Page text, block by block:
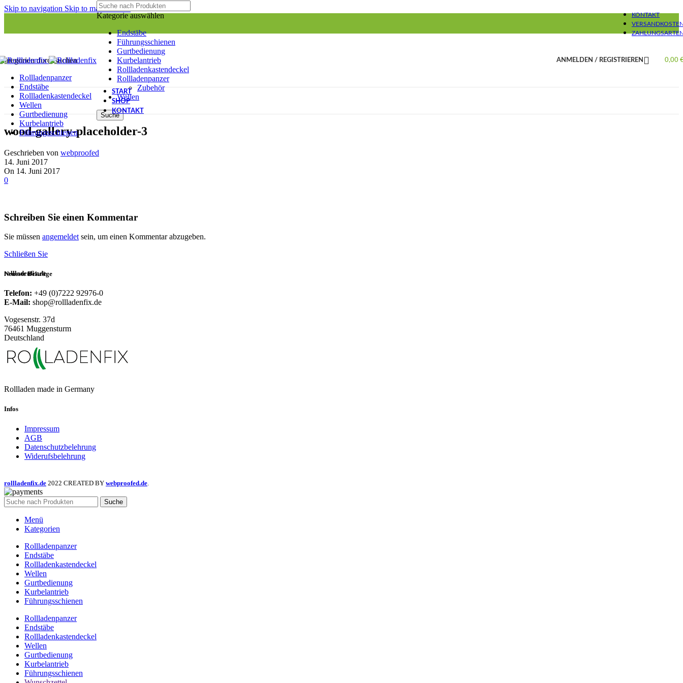
Skip to navigation Skip to main content
KONTAKT
Kategorie auswählen
Endstäbe
Führungsschienen
Gurtbedienung
Kurbelantrieb
Rollladenkastendeckel
Rollladenpanzer
Zubehör
Wellen
Suche
ANMELDEN / REGISTRIEREN 0,00
durchsuchen
Rollladenpanzer
Endstäbe
Rollladenkastendeckel
Wellen
Gurtbedienung
Kurbelantrieb
Führungsschienen
START
SHOP
KONTAKT
wood-gallery-placeholder-3
Geschrieben von webproofed
14. Juni 2017
On 14. Juni 2017
0
Schreiben Sie einen Kommentar
Sie müssen angemeldet sein, um einen Kommentar abzugeben.
Schließen Sie
Neueste Beiträge
rollladenfix.de
Telefon: +49 (0)7222 92976-0
E-Mail: shop@rollladenfix.de
Vogesenstr. 37d
76461 Muggensturm
Deutschland
Rollladen made in Germany
Infos
Impressum
AGB
Datenschutzbelehrung
Widerufsbelehrung
rollladenfix.de 2022 CREATED BY webproofed.de.
Suche
Menü
Kategorien
Rollladenpanzer
Endstäbe
Rollladenkastendeckel
Wellen
Gurtbedienung
Kurbelantrieb
Führungsschienen
Rollladenpanzer
Endstäbe
Rollladenkastendeckel
Wellen
Gurtbedienung
Kurbelantrieb
Führungsschienen